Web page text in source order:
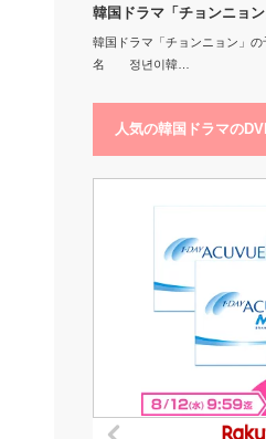
韓国ドラマ「チョンニョ
韓国ドラマ「チョンニョン」
名 정년이韓…
人気の韓国ドラマの